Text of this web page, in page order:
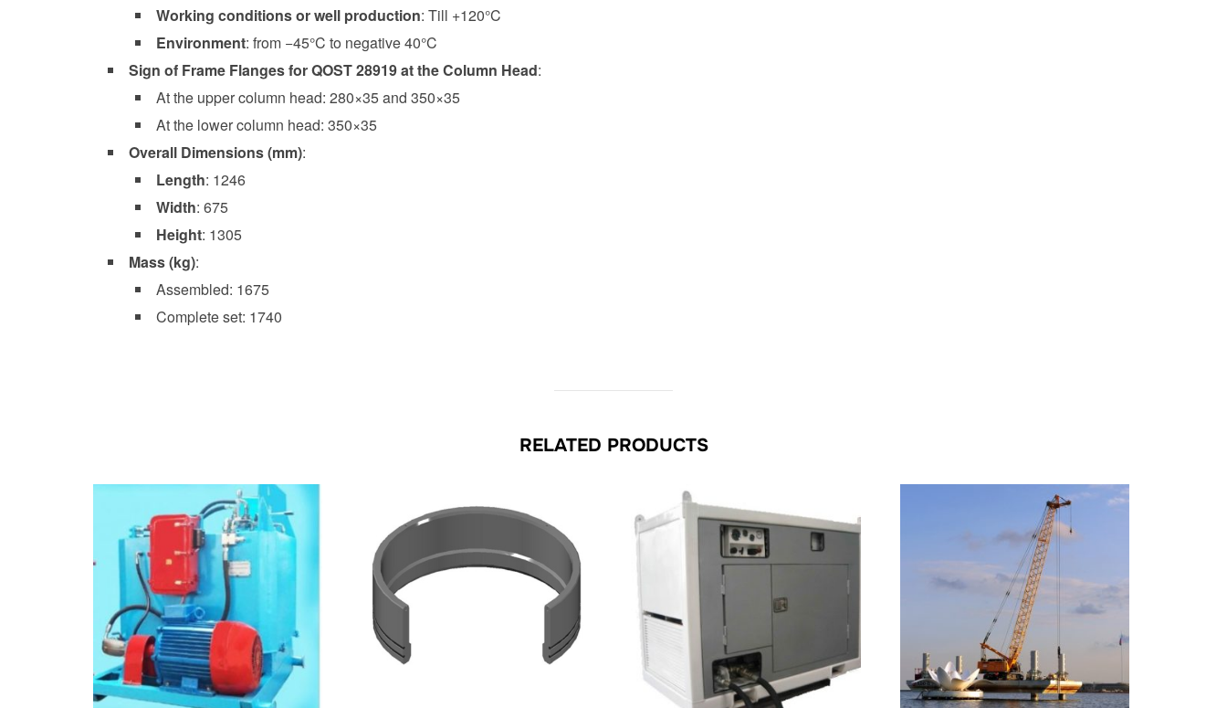
Working conditions or well production: Till +120°C
Environment: from −45°C to negative 40°C
Sign of Frame Flanges for QOST 28919 at the Column Head:
At the upper column head: 280×35 and 350×35
At the lower column head: 350×35
Overall Dimensions (mm):
Length: 1246
Width: 675
Height: 1305
Mass (kg):
Assembled: 1675
Complete set: 1740
RELATED PRODUCTS